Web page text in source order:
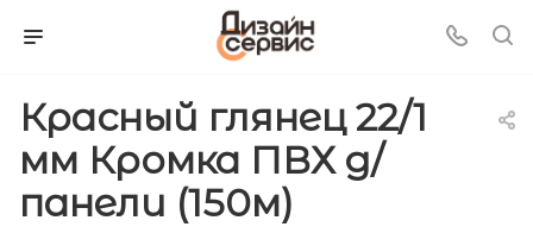
Красный глянец 22/1
мм Кромка ПВХ д/
панели (150м)